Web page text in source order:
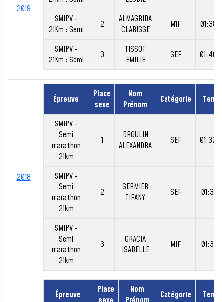
2019
SMIPV -
21Km : Semi
2
ALMAGRIDA
CLARISSE
M1F
SMIPV -
21Km : Semi
3
TISSOT
EMILIE
SEF
2018
Épreuve
Place
sexe
Nom
Prénom
Catégorie
SMIPV -
Semi
marathon
21km
1
DROULIN
ALEXANDRA
SEF
SMIPV -
Semi
marathon
21km
2
SERMIER
TIFANY
SEF
SMIPV -
Semi
marathon
21km
3
GRACIA
ISABELLE
M1F
Épreuve
Place
Nom
Catégorie